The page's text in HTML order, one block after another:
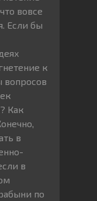
вовсе
Если бы
к
вопросов
Как
в
в
по